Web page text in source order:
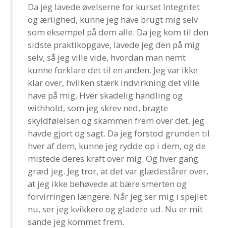
Da jeg lavede øvelserne for kurset Integritet
og ærlighed, kunne jeg have brugt mig selv
som eksempel på dem alle. Da jeg kom til den
sidste praktikopgave, lavede jeg den på mig
selv, så jeg ville vide, hvordan man nemt
kunne forklare det til en anden. Jeg var ikke
klar over, hvilken stærk indvirkning det ville
have på mig. Hver skadelig handling og
withhold, som jeg skrev ned, bragte
skyldfølelsen og skammen frem over det, jeg
havde gjort og sagt. Da jeg forstod grunden til
hver af dem, kunne jeg rydde op i dem, og de
mistede deres kraft over mig. Og hver gang
græd jeg. Jeg tror, at det var glædestårer over,
at jeg ikke behøvede at bære smerten og
forvirringen længere. Når jeg ser mig i spejlet
nu, ser jeg kvikkere og gladere ud. Nu er mit
sande jeg kommet frem.